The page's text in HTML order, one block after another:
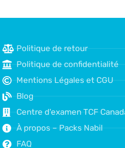
Politique de retour
Politique de confidentialité
Mentions Légales et CGU
Blog
Centre d'examen TCF
À propos – Packs Nabil
FAQ